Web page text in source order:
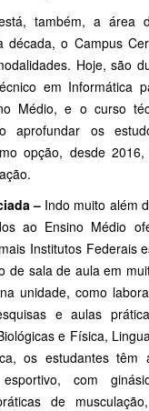
também, a área
década, o Campus
Hoje, são
em Informática
Médio, e o curso
aprofundar os
opção, desde
– Indo muito além
ao Ensino Médio
Institutos Federais
de sala de aula em
unidade, como
e aulas
e Física,
os estudantes têm
com
de